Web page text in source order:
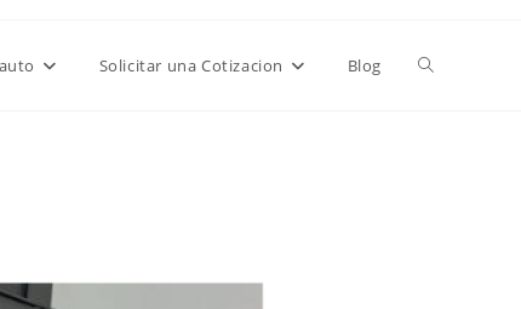
Solicitar una Cotizacion Blog